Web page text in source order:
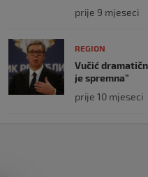
prije 9 mjeseci
REGION
Vučić
je spremna”
prije 10 mjeseci